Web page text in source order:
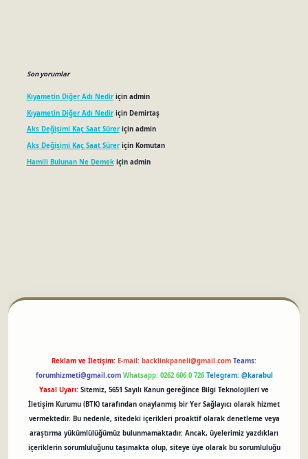
Son yorumlar
Kıyametin Diğer Adı Nediriçin admin
Kıyametin Diğer Adı Nediriçin Demirtaş
Aks Değişimi Kaç Saat Süreriçin admin
Aks Değişimi Kaç Saat Süreriçin Komutan
Hamili Bulunan Ne Demekiçin admin
Reklam ve İletişim: E-mail: backlinkpaneli@gmail.com Teams:
forumhizmeti@gmail.com Whatsapp: 0262 606 0 726 Telegram: @karabul
Yasal Uyarı: Sitemiz, 5651 Sayılı Kanun gereğince Bilgi Teknolojileri ve
İletişim Kurumu (BTK) tarafından onaylanmış bir Yer Sağlayıcı olarak hizmet
vermektedir. Bu nedenle, sitedeki içerikleri proaktif olarak denetleme veya
araştırma yükümlülüğümüz bulunmamaktadır. Ancak, üyelerimiz yazdıkları
içeriklerin sorumluluğunu taşımakta olup, siteye üye olarak bu sorumluluğu